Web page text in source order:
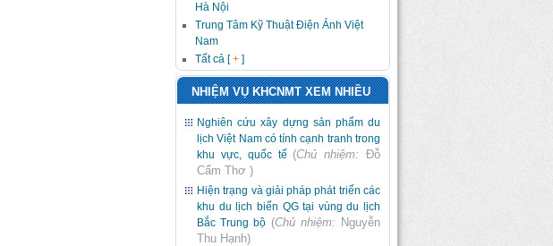
Hà Nội
Trung Tâm Kỹ Thuật Điện Ảnh Việt
Nam
Tất cả [+ ]
NHIỆM VỤ KHCNMT XEM NHIỀU
Nghiên cứu xây dựng sản phẩm du
lịch Việt Nam có tính cạnh tranh trong
khu vực, quốc tế (Chủ nhiệm:
Đỗ
Cẩm Thơ )
Hiện trạng và giải pháp phát triển các
khu du lịch biển QG tại vùng du lịch
Bắc Trung bộ (Chủ nhiệm: Nguyễn
Thu Hạnh)